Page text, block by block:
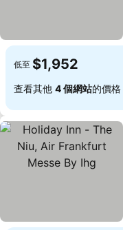
低至 $1,952
查看其他 4 個網站的價格